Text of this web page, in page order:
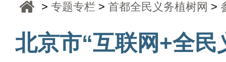
>专题专栏 >首都全民义务植树网 >
北京市“互联网+全民